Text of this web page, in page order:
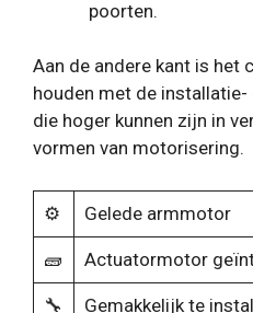
poorten.
Aan de andere kant is het
houden met de
die hoger kunnen zijn in
vormen van motorisering.
⚙️ Gelede armmotor
🧱 Actuatormotor
🔧 Gemakkelijk te